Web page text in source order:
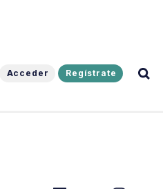
Acceder Regístrate